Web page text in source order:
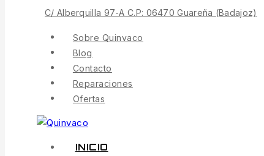
ContenidoC/ Alberquilla 97-A C.P: 06470 Guareña (Badajoz)
Sobre Quinvaco
Blog
Contacto
Reparaciones
Ofertas
INICIO